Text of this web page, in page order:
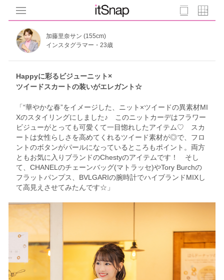
加藤里奈サン (155cm)
インスタグラマー・23歳
Happyに彩るビジューニット×
ツイードスカートの装いがエレガント☆
「“華やかな春”をイメージした、ニット×ツイードの異素材MI
Xのスタイリングにしました♪ このニットカーデはフラワー
ビジューがとっても可愛くて一目惚れしたアイテム♡ スカ
ートは女性らしさを高めてくれるツイード素材が◎で、フロ
ントのボタンがパールになっているところもポイント。両方
ともお気に入りブランドのChestyのアイテムです！ そし
て、CHANELのチェーンバッグ(マトラッセ)やTory Burchの
フラットパンプス、BVLGARIの腕時計でハイブランドMIXし
て高見えさせてみたんです☆」